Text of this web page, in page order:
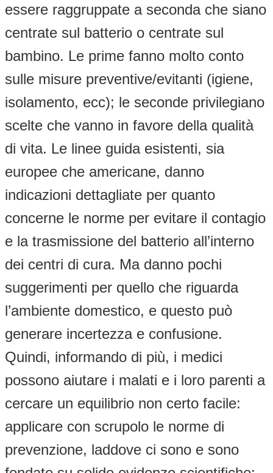
essere raggruppate a seconda che siano
centrate sul batterio o centrate sul
bambino. Le prime fanno molto conto
sulle misure preventive/evitanti (igiene,
isolamento, ecc); le seconde privilegiano
scelte che vanno in favore della qualità
di vita. Le linee guida esistenti, sia
europee che americane, danno
indicazioni dettagliate per quanto
concerne le norme per evitare il contagio
e la trasmissione del batterio all’interno
dei centri di cura. Ma danno pochi
suggerimenti per quello che riguarda
l’ambiente domestico, e questo può
generare incertezza e confusione.
Quindi, informando di più, i medici
possono aiutare i malati e i loro parenti a
cercare un equilibrio non certo facile:
applicare con scrupolo le norme di
prevenzione, laddove ci sono e sono